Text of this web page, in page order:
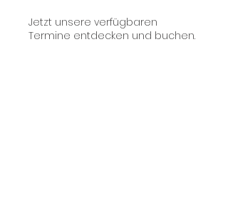
Jetzt unsere verfügbaren
Termine entdecken und buchen.